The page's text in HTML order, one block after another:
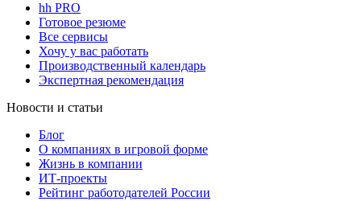
hh PRO
Готовое резюме
Все сервисы
Хочу у вас работать
Производственный календарь
Экспертная рекомендация
Новости и статьи
Блог
О компаниях в игровой форме
Жизнь в компании
ИТ-проекты
Рейтинг работодателей России